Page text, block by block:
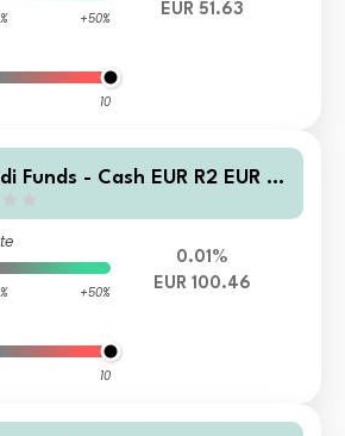
+50%
10
EUR 51.63
Funds - Cash EUR R2 EUR A
+50%
10
0.01%
EUR 100.46